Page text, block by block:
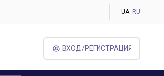
UA RU
ВХОД/РЕГИСТРАЦИЯ